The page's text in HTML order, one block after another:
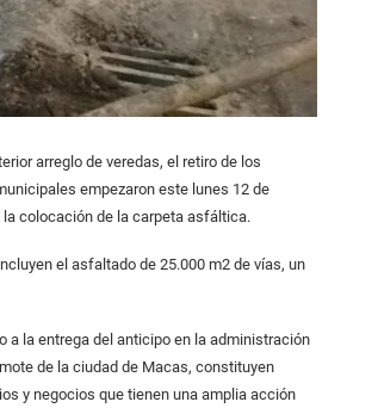
arreglo de veredas, el retiro de los
empezaron este lunes 12 de
colocación de la carpeta asfáltica.
el asfaltado de 25.000 m2 de vías, un
a la entrega del anticipo en la administración
de la ciudad de Macas, constituyen
y negocios que tienen una amplia acción